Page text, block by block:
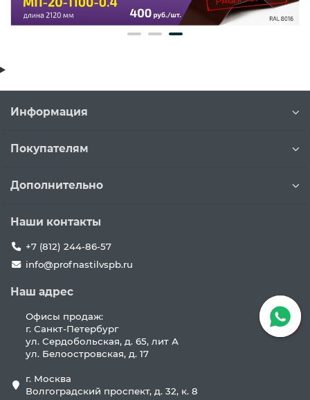
Информация
Покупателям
Дополнительно
Наши контакты
+7 (812) 244-86-57
info@profnastilvspb.ru
Наш адрес
Офисы продаж:
г. Санкт-Петербург
ул. Сердобольская, д. 65, лит А
ул. Белоостровская, д. 17
г. Москва
Волгоградский проспект, д. 32, к. 8